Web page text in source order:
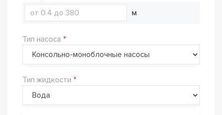
м
Тип насоса
Тип жидкости